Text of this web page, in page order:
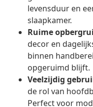
levensduur en
slaapkamer.
Ruime
decor en
binnen
opgeruimd blijft.
Veelzijdig
de rol van
Perfect voor